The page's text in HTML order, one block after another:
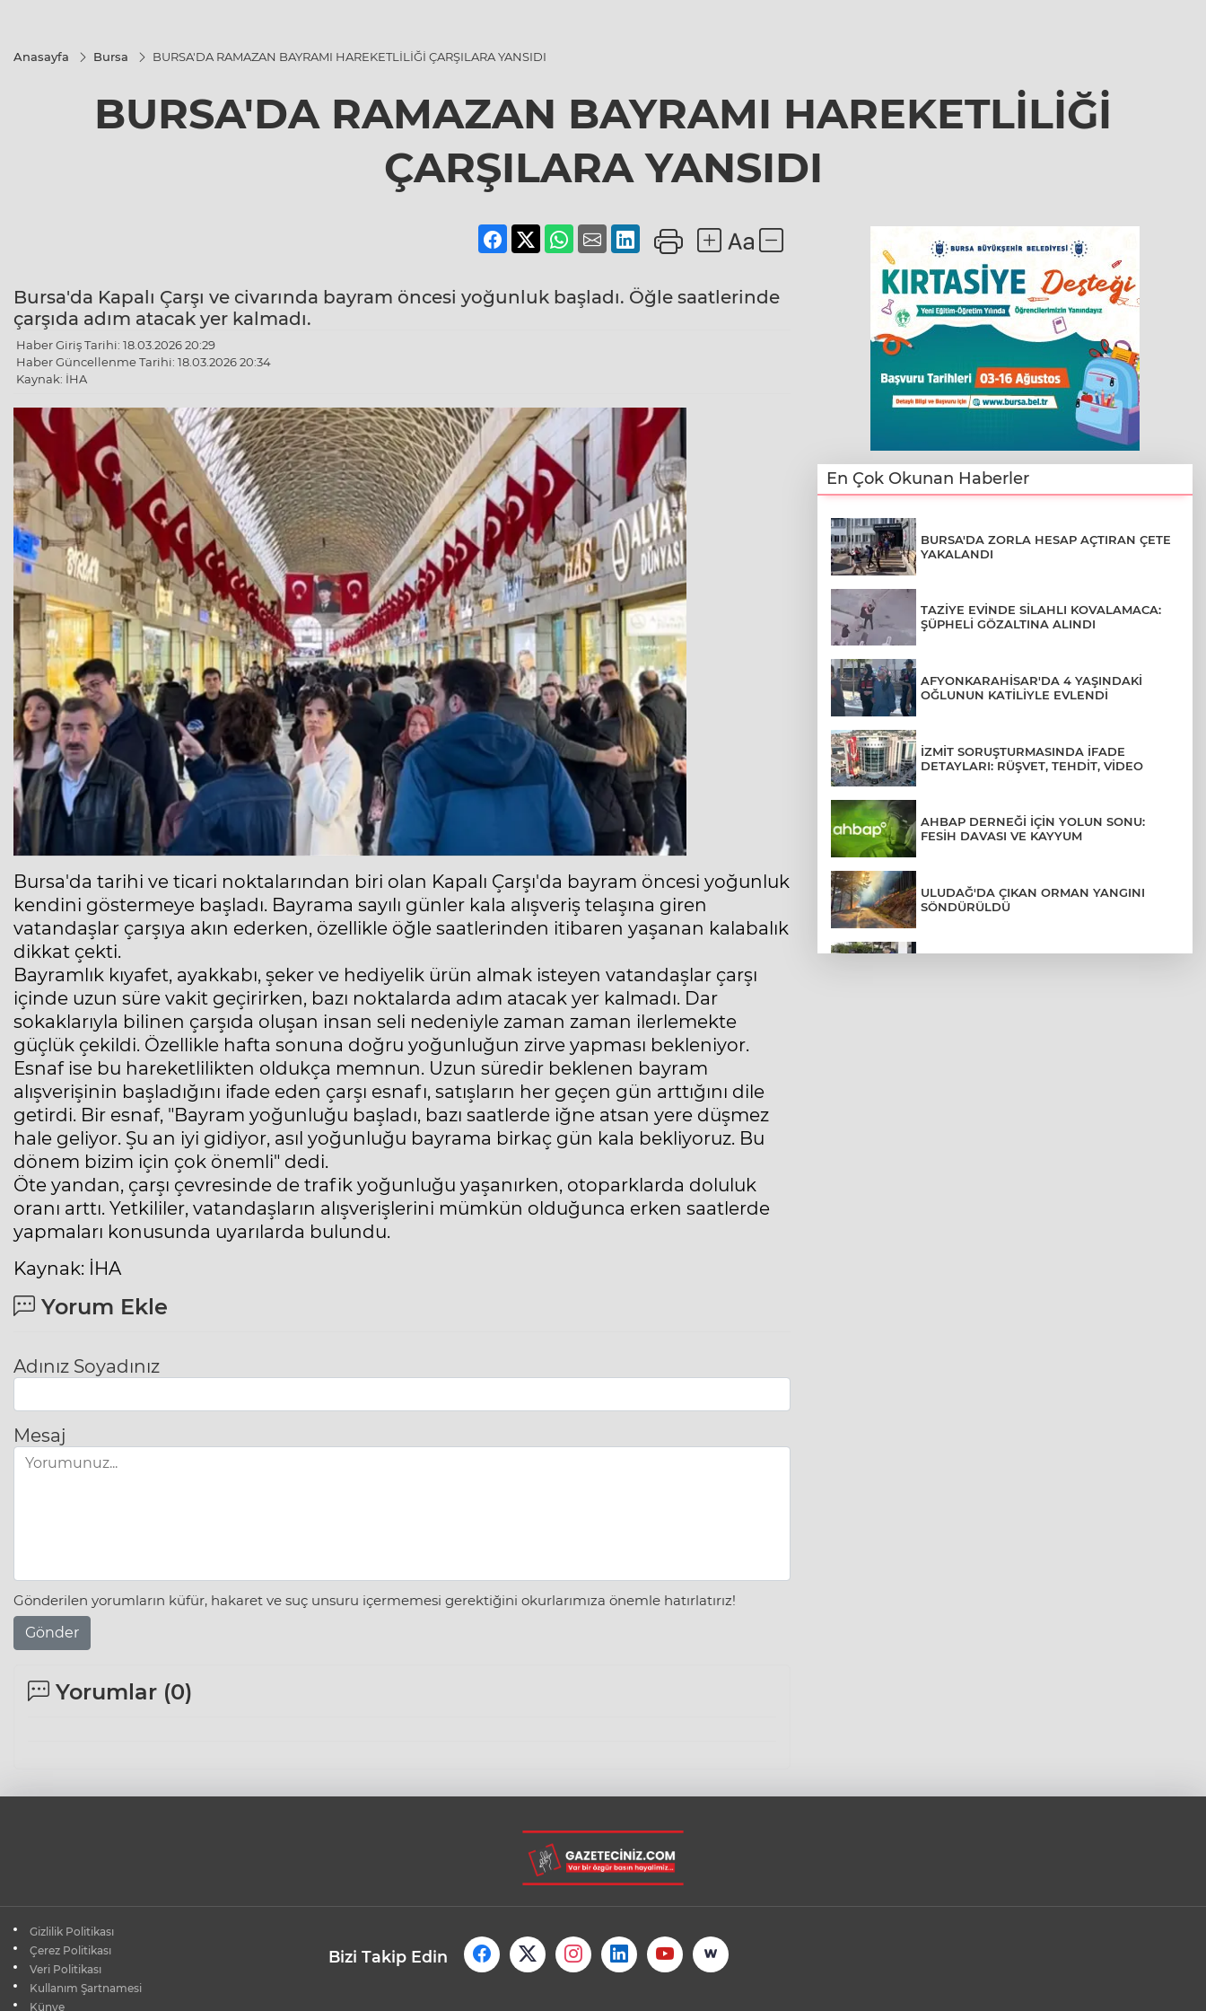
Anasayfa Bursa BURSA'DA RAMAZAN BAYRAMI HAREKETLİLİĞİ ÇARŞILARA YANSIDI
BURSA'DA RAMAZAN BAYRAMI HAREKETLİLİĞİ
ÇARŞILARA YANSIDI
Bursa'da Kapalı Çarşı ve civarında bayram öncesi yoğunluk başladı. Öğle saatlerinde
çarşıda adım atacak yer kalmadı.
Haber Giriş Tarihi: 18.03.2026 20:29
Haber Güncellenme Tarihi: 18.03.2026 20:34
Kaynak: İHA
Bursa'da tarihi ve ticari noktalarından biri olan Kapalı Çarşı'da bayram öncesi yoğunluk
kendini göstermeye başladı. Bayrama sayılı günler kala alışveriş telaşına giren
vatandaşlar çarşıya akın ederken, özellikle öğle saatlerinden itibaren yaşanan kalabalık
dikkat çekti.
Bayramlık kıyafet, ayakkabı, şeker ve hediyelik ürün almak isteyen vatandaşlar çarşı
içinde uzun süre vakit geçirirken, bazı noktalarda adım atacak yer kalmadı. Dar
sokaklarıyla bilinen çarşıda oluşan insan seli nedeniyle zaman zaman ilerlemekte
güçlük çekildi. Özellikle hafta sonuna doğru yoğunluğun zirve yapması bekleniyor.
Esnaf ise bu hareketlilikten oldukça memnun. Uzun süredir beklenen bayram
alışverişinin başladığını ifade eden çarşı esnafı, satışların her geçen gün arttığını dile
getirdi. Bir esnaf, "Bayram yoğunluğu başladı, bazı saatlerde iğne atsan yere düşmez
hale geliyor. Şu an iyi gidiyor, asıl yoğunluğu bayrama birkaç gün kala bekliyoruz. Bu
dönem bizim için çok önemli" dedi.
Öte yandan, çarşı çevresinde de trafik yoğunluğu yaşanırken, otoparklarda doluluk
oranı arttı. Yetkililer, vatandaşların alışverişlerini mümkün olduğunca erken saatlerde
yapmaları konusunda uyarılarda bulundu.
Kaynak: İHA
Yorum Ekle
Adınız Soyadınız
Mesaj
Gönderilen yorumların küfür, hakaret ve suç unsuru içermemesi gerektiğini okurlarımıza önemle hatırlatırız!
Gönder
Yorumlar (0)
En Çok Okunan Haberler
BURSA'DA ZORLA HESAP AÇTIRAN ÇETE
YAKALANDI
TAZİYE EVİNDE SİLAHLI KOVALAMACA:
ŞÜPHELİ GÖZALTINA ALINDI
AFYONKARAHİSAR'DA 4 YAŞINDAKİ
OĞLUNUN KATİLİYLE EVLENDİ
İZMİT SORUŞTURMASINDA İFADE
DETAYLARI: RÜŞVET, TEHDİT, VİDEO
AHBAP DERNEĞİ İÇİN YOLUN SONU:
FESİH DAVASI VE KAYYUM
ULUDAĞ'DA ÇIKAN ORMAN YANGINI
SÖNDÜRÜLDÜ
Gizlilik Politikası
Çerez Politikası
Veri Politikası
Kullanım Şartnamesi
Künye
Bizi Takip Edin